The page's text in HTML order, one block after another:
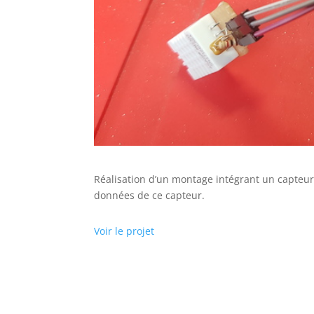
Réalisation d’un montage intégrant un
données de ce capteur.
Voir le projet